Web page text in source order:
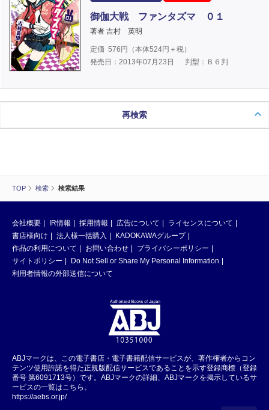
TOP 検索 検索結果
御伽大戦 ファンタズマ ０１
著者 吉村 英明
定価 576 円（本体524円＋税）
発売日：2013年07月23日
判型：Ｂ６判
再検索
会社概要 IR情報 採用情報 広告について
ライセンスについて
書店様向け
法人様一括購入
KADOKAWAグループ
作品の利用について
お問い合わせ
プライバシーポリシー
サイトポリシー
Do Not Sell or Share My Personal Information
利用者情報の外部送信について
ABJマークは、この電子書店・電子書籍配信サービスが、著作権者からコン
テンツ使用許諾を得た正規版配信サービスであることを示す登録商標（登録
番号 第6091713号）です。ABJマークの詳細、ABJマークを掲示しているサ
ービスの一覧はこちら。
https://aebs.or.jp/